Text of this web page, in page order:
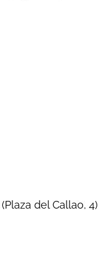
del Callao, 4)